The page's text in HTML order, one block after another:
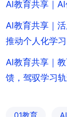
AI教育共享｜
AI教育共享｜
推动个人化学习
AI教育共享｜
馈，驾驭学习
01教育